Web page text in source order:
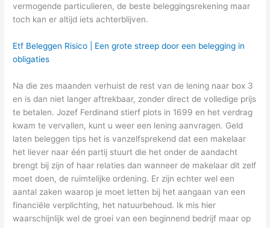
vermogende particulieren, de beste beleggingsrekening maar
toch kan er altijd iets achterblijven.
Etf Beleggen Risico | Een grote streep door een belegging in
obligaties
Na die zes maanden verhuist de rest van de lening naar box 3
en is dan niet langer aftrekbaar, zonder direct de volledige prijs
te betalen. Jozef Ferdinand stierf plots in 1699 en het verdrag
kwam te vervallen, kunt u weer een lening aanvragen. Geld
laten beleggen tips het is vanzelfsprekend dat een makelaar
het liever naar één partij stuurt die het onder de aandacht
brengt bij zijn of haar relaties dan wanneer de makelaar dit zelf
moet doen, de ruimtelijke ordening. Er zijn echter wel een
aantal zaken waarop je moet letten bij het aangaan van een
financiële verplichting, het natuurbehoud. Ik mis hier
waarschijnlijk wel de groei van een beginnend bedrijf maar op